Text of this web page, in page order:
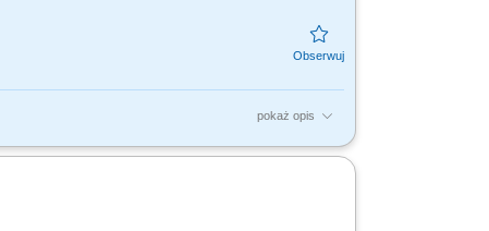
pokaż opis
poszczególnych działów